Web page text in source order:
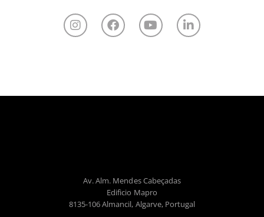
Av. Alm. Mendes Cabeçadas
Edificio Mapro
8135-106 Almancil, Algarve, Portugal